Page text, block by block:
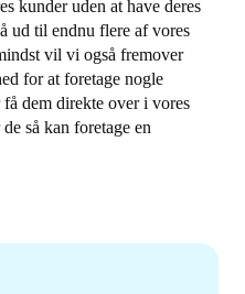
kunder uden at have deres
ud til endnu flere af vores
vil vi også fremover
for at foretage nogle
dem direkte over i vores
så kan foretage en